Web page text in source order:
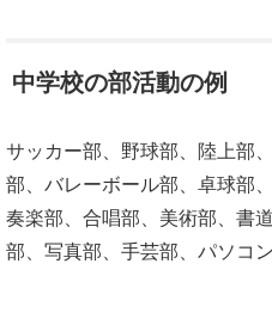
中学校の部活動の例
サッカー部、野球部、陸上部
部、バレーボール部、卓球部
奏楽部、合唱部、美術部、書
部、写真部、手芸部、パソコ